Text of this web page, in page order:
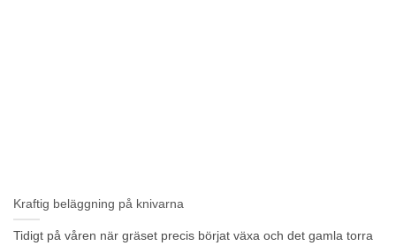
Kraftig beläggning på knivarna
Tidigt på våren när gräset precis börjat växa och det gamla torra